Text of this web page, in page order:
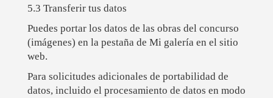
5.3 Transferir tus datos
Puedes portar los datos de las obras del concurso
(imágenes) en la pestaña de Mi galería en el sitio
web.
Para solicitudes adicionales de portabilidad de
datos, incluido el procesamiento de datos en modo